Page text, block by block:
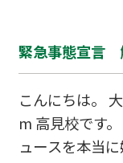
る」状態です
と に集中する
～３年生・浪
プ、中間テス
模試対策、中
緊急事態宣言
こんにちは。
m 高見校です
ュースを本当